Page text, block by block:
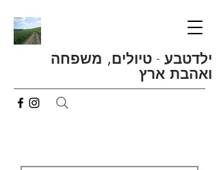
ילדטבע - טיולים, משפחה
ואהבת ארץ